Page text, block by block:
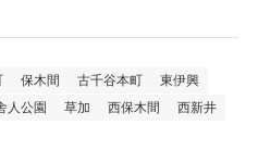
保木間 古千谷本町
東伊興
人公園 草加 西保木間
西新井